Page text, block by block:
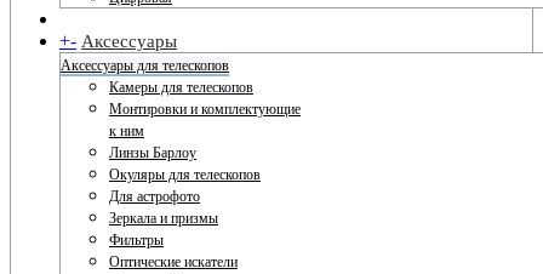
+- Аксессуары
Аксессуары для телескопов
Камеры для телескопов
Монтировки и комплектующие
к ним
Линзы Барлоу
Окуляры для телескопов
Для астрофото
Зеркала и призмы
Фильтры
Оптические искатели